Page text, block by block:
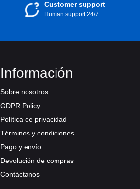
Customer support
Human support 24/7
Información
Sobre nosotros
GDPR Policy
Política de privacidad
Términos y condiciones
Pago y envío
Devolución de compras
Contáctanos